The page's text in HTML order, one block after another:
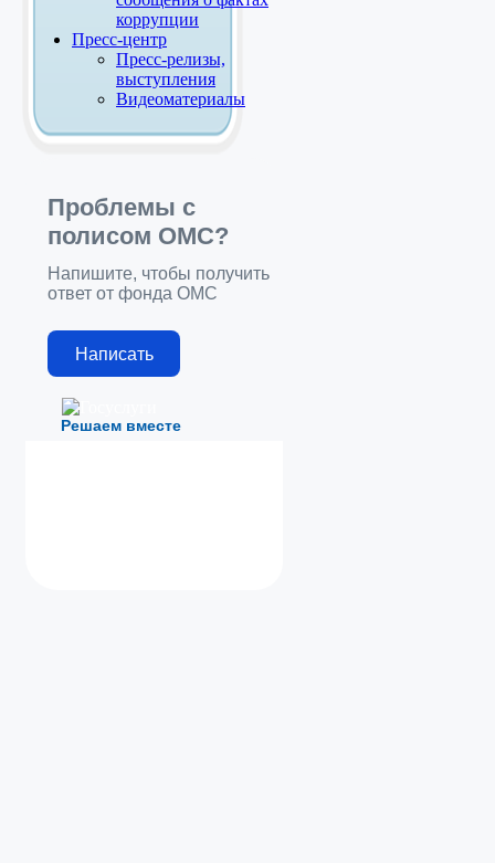
коррупции
Пресс-центр
Пресс-релизы,
выступления
Видеоматериалы
Решаем вместе
Проблемы с
полисом ОМС?
Напишите, чтобы получить
ответ от фонда ОМС
Написать